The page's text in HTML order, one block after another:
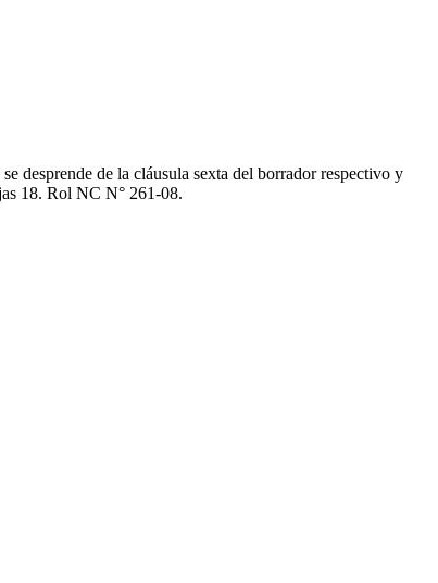
desprende de la cláusula sexta del borrador respectivo y
18. Rol NC N° 261-08.